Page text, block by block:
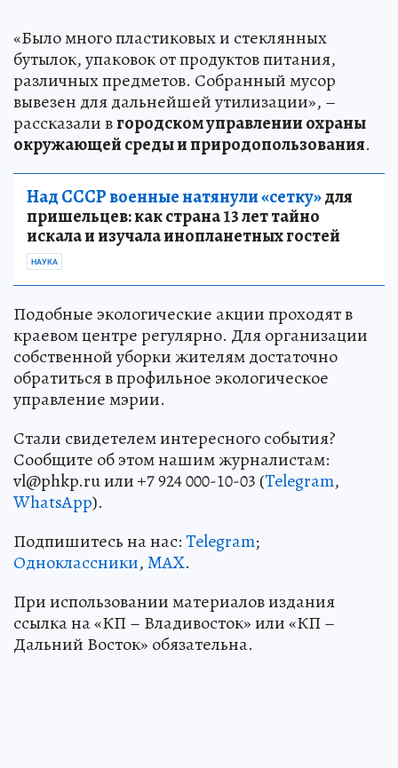
«Было много пластиковых и стеклянных
бутылок, упаковок от продуктов питания,
различных предметов. Собранный мусор
вывезен для дальнейшей утилизации», –
рассказали вгородском управлении охраны
окружающей среды и природопользования.
Над СССР военные натянули «сетку»для
пришельцев: как страна 13 лет тайно
искала и изучала инопланетных гостей
НАУКА
Подобные экологические акции проходят в
краевом центре регулярно. Для организации
собственной уборки жителям достаточно
обратиться в профильное экологическое
управление мэрии.
Стали свидетелем интересного события?
Сообщите об этом нашим журналистам:
vl@phkp.ru или +7 924 000-10-03 (Telegram,
WhatsApp).
Подпишитесь на нас:Telegram;
Одноклассники,MAX.
При использовании материалов издания
ссылка на «КП – Владивосток» или «КП –
Дальний Восток» обязательна.